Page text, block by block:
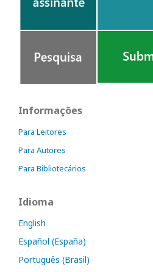
Informações
Para Leitores
Para Autores
Para Bibliotecários
Idioma
English
Español (España)
Português (Brasil)